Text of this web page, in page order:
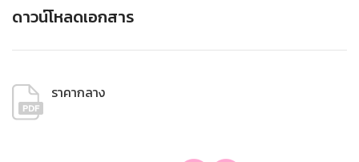
ดาวน์โหลดเอกสาร
ราคากลาง